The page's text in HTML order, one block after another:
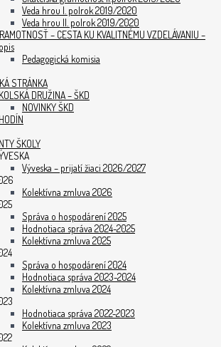
Veda hrou I. polrok 2019/2020
Veda hrou II. polrok 2019/2020
– CESTA KU KVALITNÉMU VZDELÁVANIU –
Pedagogická komisia
STRÁNKA
DRUŽINA – ŠKD
NOVINKY ŠKD
ŠKOLY
Výveska – prijatí žiaci 2026/2027
Kolektívna zmluva 2026
Správa o hospodárení 2025
Hodnotiaca správa 2024-2025
Kolektívna zmluva 2025
Správa o hospodárení 2024
Hodnotiaca správa 2023-2024
Kolektívna zmluva 2024
Hodnotiaca správa 2022-2023
Kolektívna zmluva 2023